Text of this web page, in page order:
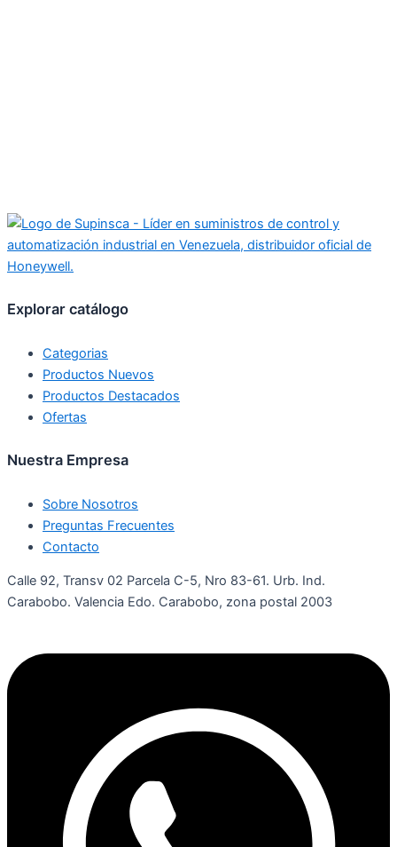
Explorar catálogo
Categorias
Productos Nuevos
Productos Destacados
Ofertas
Nuestra Empresa
Sobre Nosotros
Preguntas Frecuentes
Contacto
Calle 92, Transv 02 Parcela C-5, Nro 83-61. Urb. Ind.
Carabobo. Valencia Edo. Carabobo, zona postal 2003